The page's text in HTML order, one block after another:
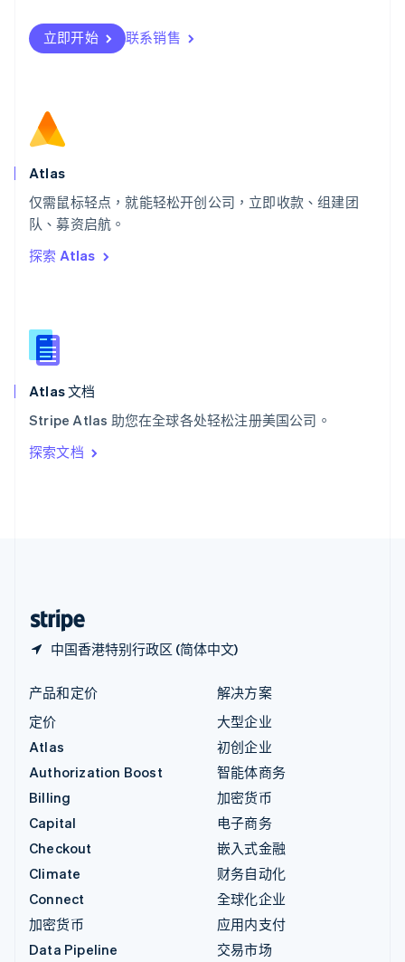
立即开始 联系销售
Atlas
仅需鼠标轻点，就能轻松开创公司，立即收款、组建团
队、募资启航。
探索 Atlas
Atlas 文档
Stripe Atlas 助您在全球各处轻松注册美国公司。
探索文档
中国香港特别行政区 (简体中文)
瑞士
DeutschFrançais
English
斯洛文尼亚
泰国
ไทยEnglish
希腊
English
西班牙
新西兰
English
匈牙利
English
ItalianoEnglish
印度
English
产品和定价
定价
Atlas
Authorization Boost
Billing
Capital
Checkout
Climate
Connect
加密货币
Data Pipeline
解决方案
大型企业
初创企业
智能体商务
加密货币
电子商务
嵌入式金融
财务自动化
全球化企业
应用内支付
交易市场